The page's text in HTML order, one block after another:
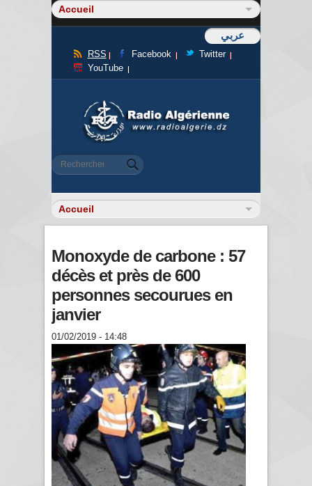
عربي
RSS Facebook
Twitter
YouTube
Formulaire de recherche
Rechercher
Monoxyde de carbone : 57
décès et près de 600
personnes secourues en
janvier
01/02/2019 - 14:48